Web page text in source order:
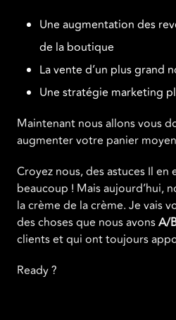
Une augmentation des
de la boutique
La vente d’un plus grand
Une stratégie marketing
Maintenant nous allons vous
augmenter votre panier
Croyez nous, des astuces Il en
beaucoup ! Mais aujourd’hui,
la crème de la crème. Je vais
des choses que nous avonsA/
clients et qui ont toujours
Ready ?